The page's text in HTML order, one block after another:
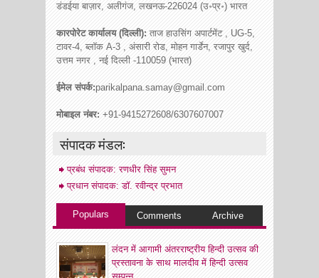
डंडईया बाज़ार, अलीगंज, लखनऊ-226024 (उ॰प्र॰) भारत
कारपोरेट कार्यालय (दिल्ली): ताज हाउसिंग अपार्टमेंट , UG-5,
टावर-4, ब्लॉक A-3 , अंसारी रोड, मोहन गार्डेन, रजापुर खुर्द,
उत्तम नगर , नई दिल्ली -110059 (भारत)
ईमेल संपर्क:parikalpana.samay@gmail.com
मोबाइल नंबर: +91-9415272608/6307607007
संपादक मंडल:
प्रबंध संपादक: रणधीर सिंह सुमन
प्रधान संपादक: डॉ. रवीन्द्र प्रभात
Populars Comments Archive
लंदन में आगामी अंतरराष्ट्रीय हिन्दी उत्सव की
प्रस्तावना के साथ मालदीव में हिन्दी उत्सव